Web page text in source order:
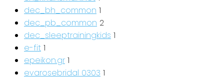
dec_bh_common 1
dec_pb_common 2
dec_sleeptrainingkids 1
e-fit 1
epeikon.gr 1
evarosebridal 0303 1